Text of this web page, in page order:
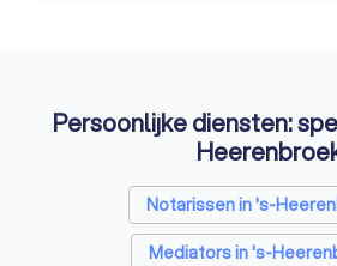
Persoonlijke diensten:
Notarissen in 's-
Mediators in 's-